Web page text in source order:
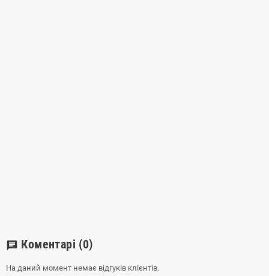
chat Коментарі (0)
На даний момент немає відгуків клієнтів.